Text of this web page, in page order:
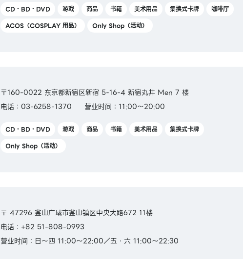
CD・BD・DVD 游戏 商品 书籍 美术用品 集换式卡牌
咖啡厅
ACOS（COSPLAY 用品）
Only Shop（活动）
〒160-0022 东京都新宿区新宿 5-16-4 新宿丸井 Men 7 楼
电话：03-6258-1370
营业时间：11:00～20:00
CD・BD・DVD 游戏 商品 书籍 美术用品
集换式卡牌
Only Shop（活动）
〒 47296 釜山广域市釜山镇区中央大路672 11楼
电话：+82 51-808-0993
营业时间：日～四 11:00～22:00／五・六 11:00～22:30